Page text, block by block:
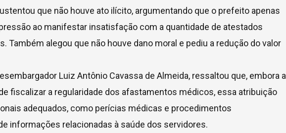
que não houve ato ilícito, argumentando que o prefeito apenas
ao manifestar insatisfação com a quantidade de atestados
Também alegou que não houve dano moral e pediu a redução do valor
Luiz Antônio Cavassa de Almeida, ressaltou que, embora a
fiscalizar a regularidade dos afastamentos médicos, essa atribuição
adequados, como perícias médicas e procedimentos
informações relacionadas à saúde dos servidores.